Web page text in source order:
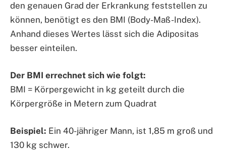
den genauen Grad der Erkrankung feststellen zu
können, benötigt es den BMI (Body-Maß-Index).
Anhand dieses Wertes lässt sich die Adipositas
besser einteilen.
Der BMI errechnet sich wie folgt:
BMI = Körpergewicht in kg geteilt durch die
Körpergröße in Metern zum Quadrat
Beispiel: Ein 40-jähriger Mann, ist 1,85 m groß und
130 kg schwer.